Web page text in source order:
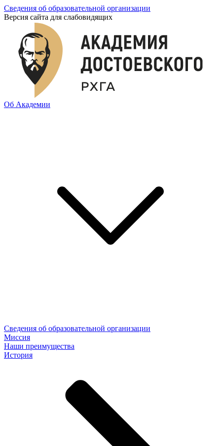
Сведения об образовательной организации
Версия сайта для слабовидящих
Об Академии
Сведения об образовательной организации
Миссия
Наши преимущества
История